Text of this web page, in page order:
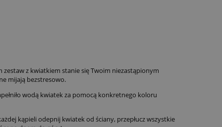
zestaw z kwiatkiem stanie się Twoim niezastąpionym
mijają bezstresowo.
wodą kwiatek za pomocą konkretnego koloru
kąpieli odepnij kwiatek od ściany, przepłucz wszystkie